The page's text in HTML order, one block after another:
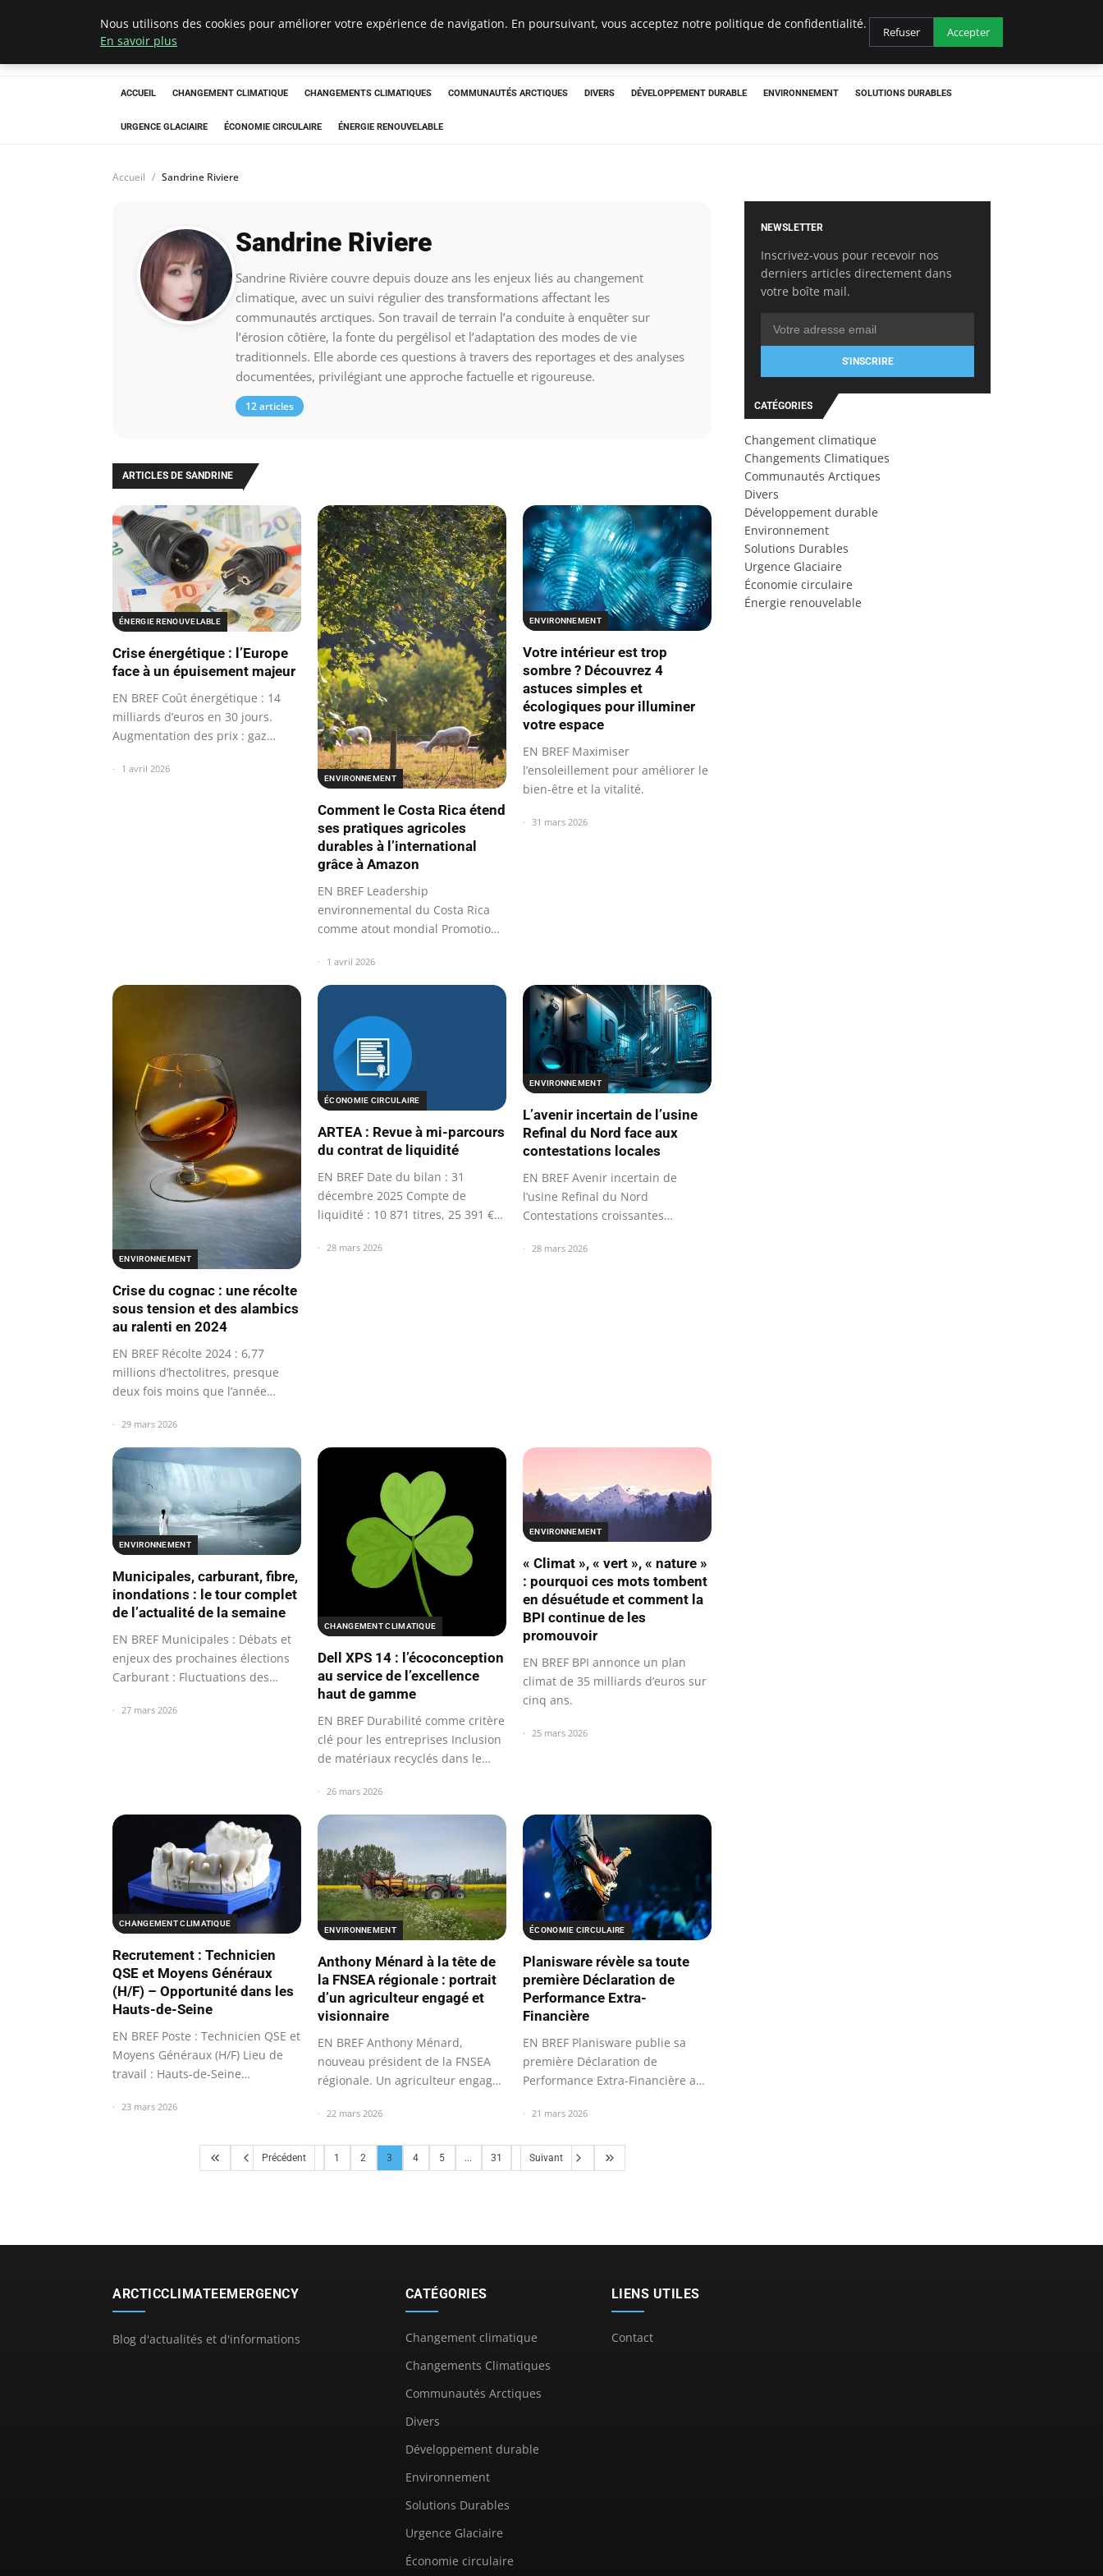
Arcticclimateemergency
ACCUEIL CHANGEMENT CLIMATIQUE CHANGEMENTS CLIMATIQUES COMMUNAUTÉS ARCTIQUES DIVERS DÉVELOPPEMENT DURABLE ENVIRONNEMENT SOLUTIONS DURABLES
URGENCE GLACIAIRE ÉCONOMIE CIRCULAIRE ÉNERGIE RENOUVELABLE
Accueil Sandrine Riviere
Sandrine Riviere
Sandrine Rivière couvre depuis douze ans les enjeux liés au changement
climatique, avec un suivi régulier des transformations affectant les
communautés arctiques. Son travail de terrain l’a conduite à enquêter sur
l’érosion côtière, la fonte du pergélisol et l’adaptation des modes de vie
traditionnels. Elle aborde ces questions à travers des reportages et des analyses
documentées, privilégiant une approche factuelle et rigoureuse.
12 articles
ARTICLES DE SANDRINE
ÉNERGIE RENOUVELABLE
Crise énergétique : l’Europe
face à un épuisement majeur
EN BREF Coût énergétique : 14
milliards d’euros en 30 jours.
Augmentation des prix : gaz
1 avril 2026
ENVIRONNEMENT
Comment le Costa Rica étend
ses pratiques agricoles
durables à l’international
grâce à Amazon
EN BREF Leadership
environnemental du Costa Rica
comme atout mondial Promotion
1 avril 2026
ENVIRONNEMENT
Votre intérieur est trop
sombre ? Découvrez 4
astuces simples et
écologiques pour illuminer
votre espace
EN BREF Maximiser
l’ensoleillement pour améliorer le
bien-être et la vitalité.
31 mars 2026
ENVIRONNEMENT
Crise du cognac : une récolte
sous tension et des alambics
au ralenti en 2024
EN BREF Récolte 2024 : 6,77
millions d’hectolitres, presque
deux fois moins que l’année
29 mars 2026
ÉCONOMIE CIRCULAIRE
ARTEA : Revue à mi-parcours
du contrat de liquidité
EN BREF Date du bilan : 31
décembre 2025 Compte de
liquidité : 10 871 titres, 25 391 €
28 mars 2026
ENVIRONNEMENT
L’avenir incertain de l’usine
Refinal du Nord face aux
contestations locales
EN BREF Avenir incertain de
l’usine Refinal du Nord
Contestations croissantes
28 mars 2026
ENVIRONNEMENT
Municipales, carburant, fibre,
inondations : le tour complet
de l’actualité de la semaine
EN BREF Municipales : Débats et
enjeux des prochaines élections
Carburant : Fluctuations des
27 mars 2026
CHANGEMENT CLIMATIQUE
Dell XPS 14 : l’écoconception
au service de l’excellence
haut de gamme
EN BREF Durabilité comme critère
clé pour les entreprises Inclusion
de matériaux recyclés dans le…
26 mars 2026
ENVIRONNEMENT
« Climat », « vert », « nature »
: pourquoi ces mots tombent
en désuétude et comment la
BPI continue de les
promouvoir
EN BREF BPI annonce un plan
climat de 35 milliards d’euros sur
cinq ans.
25 mars 2026
CHANGEMENT CLIMATIQUE
Recrutement : Technicien
QSE et Moyens Généraux
(H/F) – Opportunité dans les
Hauts-de-Seine
EN BREF Poste : Technicien QSE et
Moyens Généraux (H/F) Lieu de
travail : Hauts-de-Seine
23 mars 2026
ENVIRONNEMENT
Anthony Ménard à la tête de
la FNSEA régionale : portrait
d’un agriculteur engagé et
visionnaire
EN BREF Anthony Ménard,
nouveau président de la FNSEA
régionale. Un agriculteur engagé
22 mars 2026
ÉCONOMIE CIRCULAIRE
Planisware révèle sa toute
première Déclaration de
Performance Extra-
Financière
EN BREF Planisware publie sa
première Déclaration de
Performance Extra-Financière au
21 mars 2026
Précédent 1 2 3 4 5 ... 31 Suivant
NEWSLETTER
Inscrivez-vous pour recevoir nos
derniers articles directement dans
votre boîte mail.
S'INSCRIRE
CATÉGORIES
Changement climatique
Changements Climatiques
Communautés Arctiques
Divers
Développement durable
Environnement
Solutions Durables
Urgence Glaciaire
Économie circulaire
Énergie renouvelable
ARCTICCLIMATEEMERGENCY
Blog d'actualités et d'informations
CATÉGORIES
Changement climatique
Changements Climatiques
Communautés Arctiques
Divers
Développement durable
Environnement
Solutions Durables
Urgence Glaciaire
Économie circulaire
LIENS UTILES
Contact
Nous utilisons des cookies pour améliorer votre expérience de navigation. En poursuivant, vous acceptez notre politique de confidentialité.
En savoir plus
Refuser Accepter